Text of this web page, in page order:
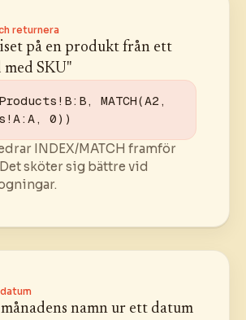
returnera
på en produkt från ett
med SKU"
MATCH(A2,
0))
INDEX/MATCH framför
Det sköter sig bättre vid
namn ur ett datum